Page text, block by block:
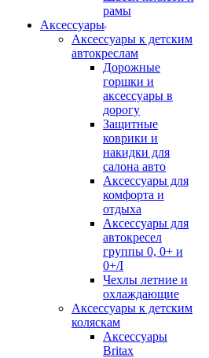
рамы
Аксессуары
Аксессуары к детским
автокреслам
Дорожные
горшки и
аксессуары в
дорогу
Защитные
коврики и
накидки для
салона авто
Аксессуары для
комфорта и
отдыха
Аксессуары для
автокресел
группы 0, 0+ и
0+/I
Чехлы летние и
охлаждающие
Аксессуары к детским
коляскам
Аксессуары
Britax